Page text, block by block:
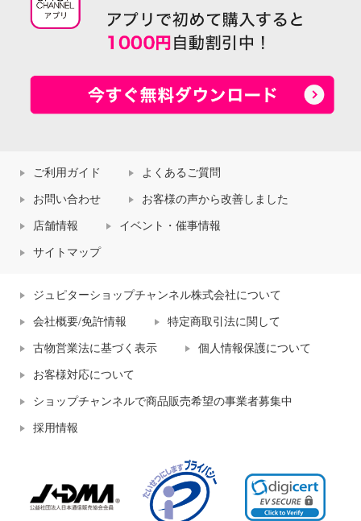
ご利用ガイド よくあるご質問
お問い合わせ お客様の声から改善しました
店舗情報 イベント・催事情報
サイトマップ
ジュピターショップチャンネル株式会社について
会社概要/免許情報 特定商取引法に関して
古物営業法に基づく表示 個人情報保護について
お客様対応について
ショップチャンネルで商品販売希望の事業者募集中
採用情報